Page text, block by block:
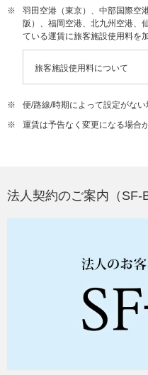
※
羽田空港（東京）、中部国際空
阪）、福岡空港、北九州空港、
ている運賃に旅客施設使用料を
旅客施設使用料について
※
便/路線/時期によって設定がない
※
運賃は予告なく変更になる場合
法人契約のご案内（SF-